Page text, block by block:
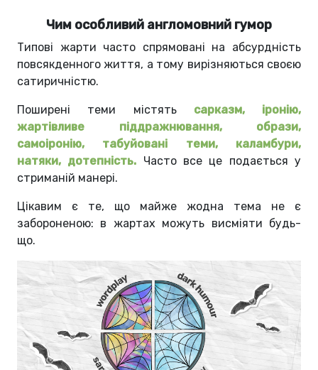
Чим особливий англомовний гумор
Типові жарти часто спрямовані на абсурдність
повсякденного життя, а тому вирізняються своєю
сатиричністю.
Поширені теми містять
сарказм, іронію,
жартівливе піддражнювання, образи,
самоіронію, табуйовані теми, каламбури,
натяки, дотепність. Часто все це подається у
стриманій манері.
Цікавим є те, що майже жодна тема не є
забороненою: в жартах можуть висміяти будь-
що.